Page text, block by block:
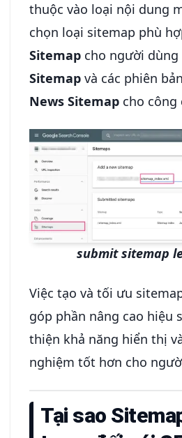
thuộc vào loại nội dung
chọn loại sitemap phù
Sitemap cho người dùng
Sitemap và các phiên bản
News Sitemap cho
submit sitemap
Việc tạo và tối ưu
góp phần nâng cao hiệu
thiện khả năng hiển thị
nghiệm tốt hơn cho
Tại sao